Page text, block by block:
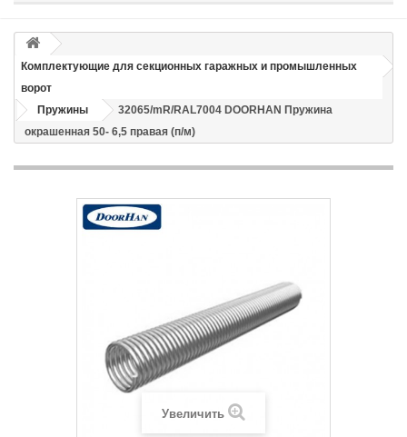
Комплектующие для секционных гаражных и промышленных
ворот
Пружины
32065/mR/RAL7004 DOORHAN Пружина
окрашенная 50- 6,5 правая (п/м)
Увеличить
Email
Способ доставки*
оплачивается при получении
Адрес если нужен